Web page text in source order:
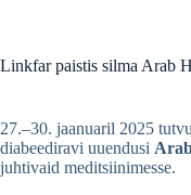
Linkfar paistis silma Arab
27.–30. jaanuaril 2025
diabeediravi uuendusi
juhtivaid meditsiinimesse.